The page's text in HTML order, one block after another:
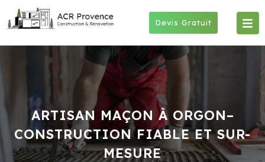
Devis Gratuit
ARTISAN MAÇON À ORGON–
CONSTRUCTION FIABLE ET SUR-
MESURE